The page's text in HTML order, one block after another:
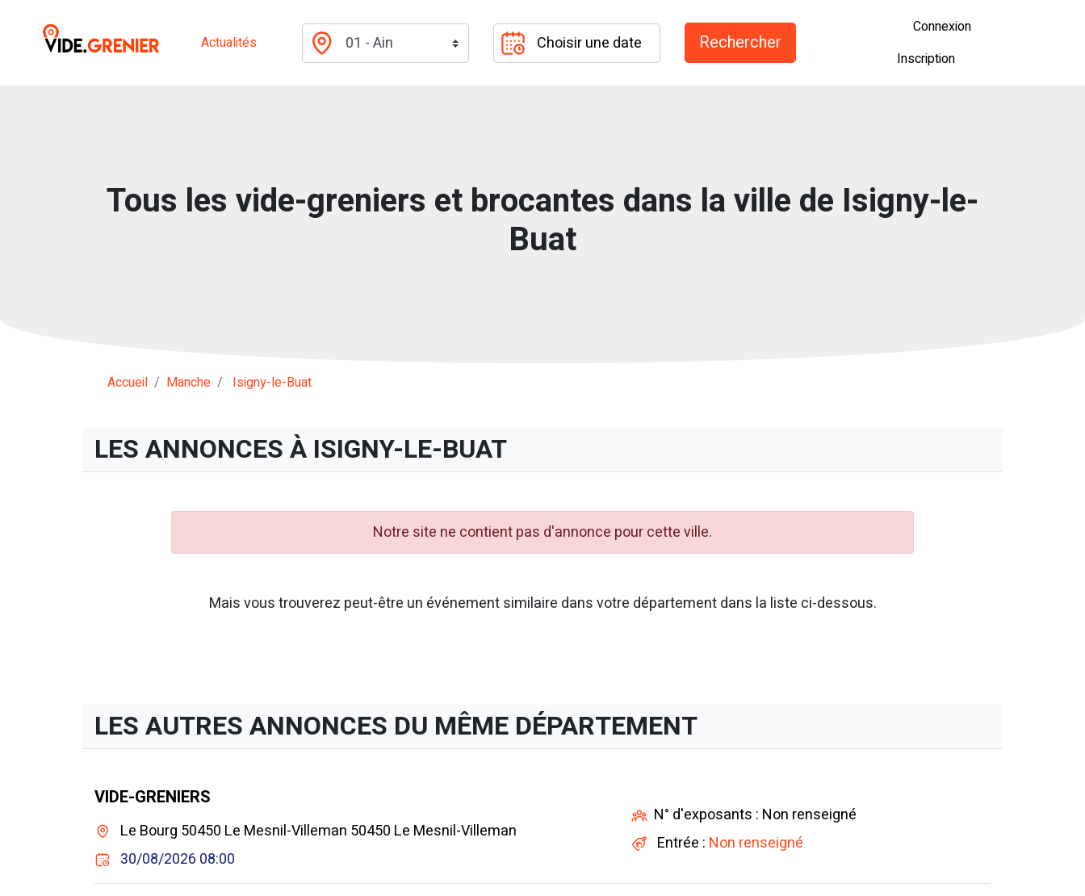
Actualités
Connexion
Inscription
Tous les vide-greniers et brocantes dans la ville de Isigny-le-
Buat
Accueil Manche Isigny-le-Buat
LES ANNONCES À ISIGNY-LE-BUAT
Notre site ne contient pas d'annonce pour cette ville.
Mais vous trouverez peut-être un événement similaire dans votre département dans la liste ci-dessous.
LES AUTRES ANNONCES DU MÊME DÉPARTEMENT
VIDE-GRENIERS
Le Bourg 50450 Le Mesnil-Villeman 50450 Le Mesnil-Villeman
30/08/2026 08:00
N° d'exposants : Non renseigné
Entrée : Non renseigné